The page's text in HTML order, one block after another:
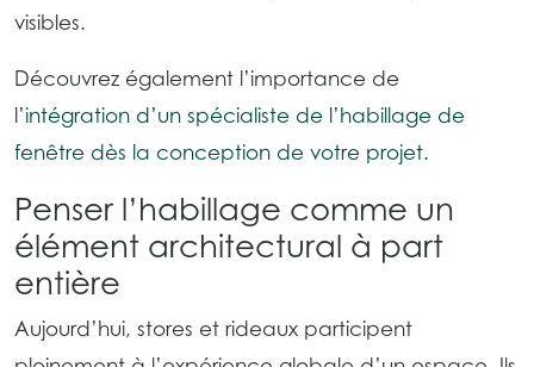
visibles.
Découvrez également l’importance de
l’intégration d’un spécialiste de l’habillage de
fenêtre dès la conception de votre projet.
Penser l’habillage comme un
élément architectural à part
entière
Aujourd’hui, stores et rideaux participent